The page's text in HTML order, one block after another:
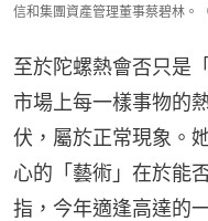
信和集團資產管理董事蔡碧林。
至於陀螺熱會否只是
市場上每一樣事物的
伏，屬於正常現象。
心的「藝術」在於能
指，今年適逢高達的